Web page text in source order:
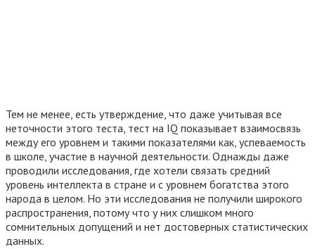
Тем не менее, есть утверждение, что даже учитывая все
неточности этого теста, тест на IQ показывает взаимосвязь
между его уровнем и такими показателями как, успеваемость
в школе, участие в научной деятельности. Однажды даже
проводили исследования, где хотели связать средний
уровень интеллекта в стране и с уровнем богатства этого
народа в целом. Но эти исследования не получили широкого
распространения, потому что у них слишком много
сомнительных допущений и нет достоверных статистических
данных.